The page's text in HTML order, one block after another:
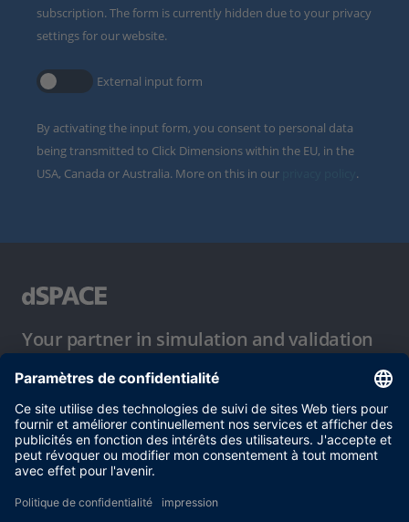
subscription. The form is currently hidden due to your privacy
settings for our website.
External input form
By activating the input form, you consent to personal data
being transmitted to Click Dimensions within the EU, in the
USA, Canada or Australia. More on this in our
.
Your partner in simulation and validation
Conditions d´utilisation
Politique de confidentialité
Mentions légales et conditions générales